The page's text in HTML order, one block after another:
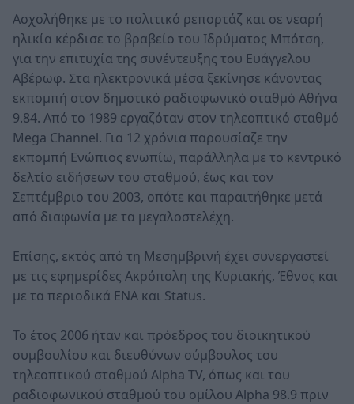
Ασχολήθηκε με το πολιτικό ρεπορτάζ και σε νεαρή
ηλικία κέρδισε το βραβείο του Ιδρύματος Μπότση,
για την επιτυχία της συνέντευξης του Ευάγγελου
Αβέρωφ. Στα ηλεκτρονικά μέσα ξεκίνησε κάνοντας
εκπομπή στον δημοτικό ραδιοφωνικό σταθμό Αθήνα
9.84. Από το 1989 εργαζόταν στον τηλεοπτικό σταθμό
Mega Channel. Για 12 χρόνια παρουσίαζε την
εκπομπή Ενώπιος ενωπίω, παράλληλα με το κεντρικό
δελτίο ειδήσεων του σταθμού, έως και τον
Σεπτέμβριο του 2003, οπότε και παραιτήθηκε μετά
από διαφωνία με τα μεγαλοστελέχη.
Επίσης, εκτός από τη Μεσημβρινή έχει συνεργαστεί
με τις εφημερίδες Ακρόπολη της Κυριακής, Έθνος και
με τα περιοδικά ΕΝΑ και Status.
Το έτος 2006 ήταν και πρόεδρος του διοικητικού
συμβουλίου και διευθύνων σύμβουλος του
τηλεοπτικού σταθμού Alpha TV, όπως και του
ραδιοφωνικού σταθμού του ομίλου Alpha 98.9 πριν